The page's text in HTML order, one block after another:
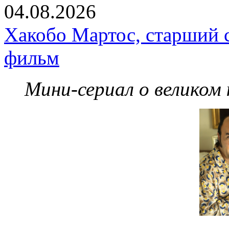
04.08.2026
Хакобо Мартос, старший
фильм
Мини-сериал о великом